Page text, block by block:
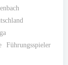
Führungsspieler